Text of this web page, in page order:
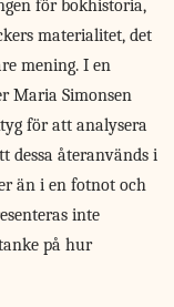
för bokhistoria,
materialitet, det
mening. I en
Maria Simonsen
för att analysera
dessa återanvänds i
än i en fotnot och
inte
på hur